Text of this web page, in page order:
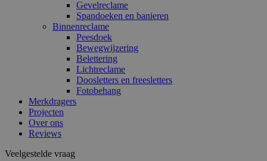
Gevelreclame
Spandoeken en banieren
Binnenreclame
Peesdoek
Bewegwijzering
Belettering
Lichtreclame
Doosletters en freesletters
Fotobehang
Merkdragers
Projecten
Over ons
Reviews
Veelgestelde vraag